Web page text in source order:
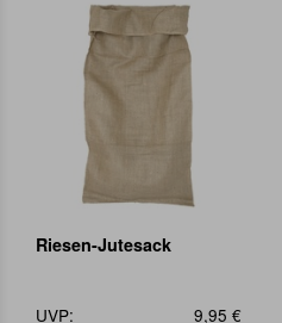
Riesen-Jutesack
UVP: 9,95 €